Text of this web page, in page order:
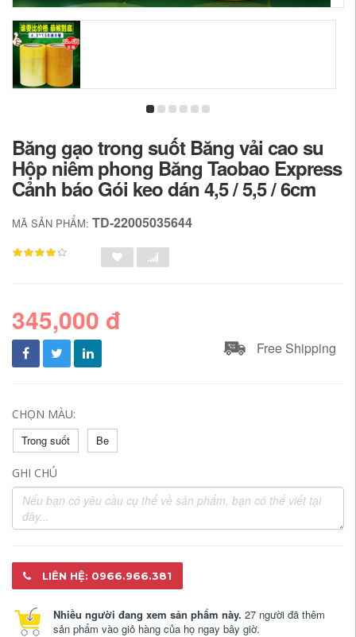
Băng gạo trong suốt Băng vải cao su
Hộp niêm phong Băng Taobao Express
Cảnh báo Gói keo dán 4,5 / 5,5 / 6cm
MÃ SẢN PHẨM: TD-22005035644
345,000 đ
Free Shipping
CHỌN MÀU:
Trong suốt
Be
GHI CHÚ
LIÊN HỆ: 0966.966.381
Nhiều người đang xem sản phẩm này. 27 người đã thêm
sản phẩm vào giỏ hàng của họ ngay bây giờ.